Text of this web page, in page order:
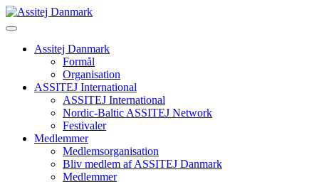
Skip
to
Assitej Danmark
Formål
Organisation
ASSITEJ International
ASSITEJ International
Nordic-Baltic ASSITEJ Network
Festivaler
Medlemmer
Medlemsorganisation
Bliv medlem af ASSITEJ Danmark
Medlemmer